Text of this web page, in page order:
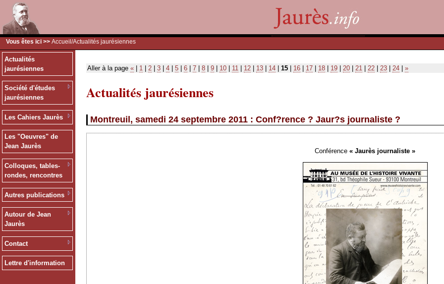
Vous êtes ici >> Accueil /Actualités jaurésiennes
Actualités
jaurésiennes
Société d'études
jaurésiennes
Les Cahiers Jaurès
Les "Oeuvres" de
Jean Jaurès
Colloques, tables-
rondes, rencontres
Autres publications
Autour de Jean
Jaurès
Contact
Lettre d'information
Aller à la page « 1 2 3 4 5 6 7 8 9 10 11 12 13 14 15 16 17 18 19 20 21 22 23 24 »
Actualités jaurésiennes
Montreuil, samedi 24 septembre 2011 : Conf?rence ? Jaur?s journaliste ?
Conférence« Jaurès journaliste »